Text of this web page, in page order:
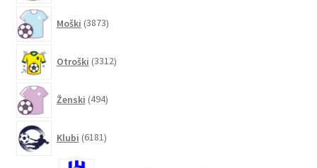
Moški 3873izdelkov
Otroški 3312izdelkov
Ženski 494izdelkov
Klubi 6181izdelkov